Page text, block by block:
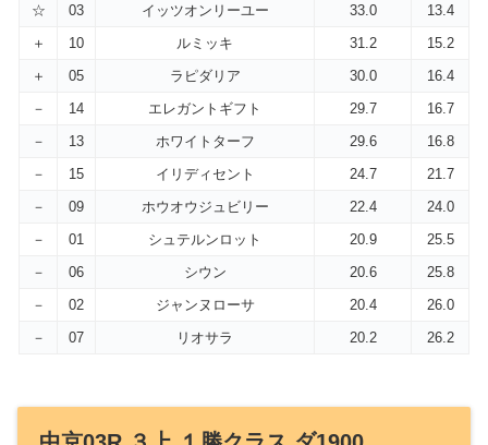
☆
03 イッツオンリーユー 33.0
13.4
＋
10 ルミッキ 31.2
15.2
＋
05 ラピダリア 30.0
16.4
－
14 エレガントギフト 29.7
16.7
－
13 ホワイトターフ 29.6
16.8
－
15 イリディセント 24.7
21.7
－
09 ホウオウジュビリー 22.4
24.0
－
01 シュテルンロット 20.9
25.5
－
06 シウン 20.6
25.8
－
02 ジャンヌローサ 20.4
26.0
－
07 リオサラ 20.2 26.2